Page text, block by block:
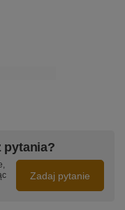
pytania?
Zadaj pytanie